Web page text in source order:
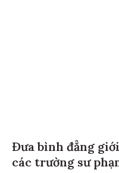
Đưa bình đẳng
các trường sư